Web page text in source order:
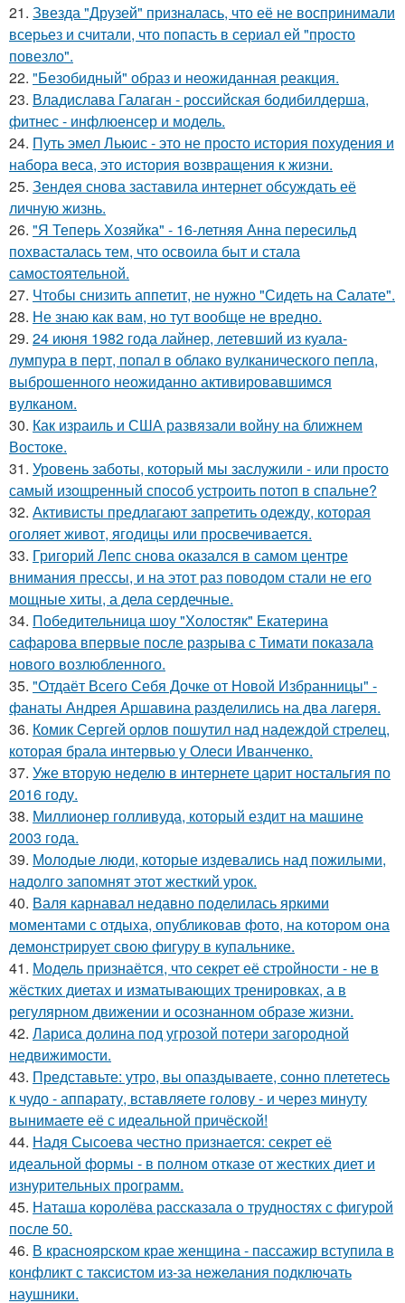
21. Звезда "Друзей" призналась, что её не воспринимали
всерьез и считали, что попасть в сериал ей "просто
повезло".
22. "Безобидный" образ и неожиданная реакция.
23. Владислава Галаган - российская бодибилдерша,
фитнес - инфлюенсер и модель.
24. Путь эмел Льюис - это не просто история похудения и
набора веса, это история возвращения к жизни.
25. Зендея снова заставила интернет обсуждать её
личную жизнь.
26. "Я Теперь Хозяйка" - 16-летняя Анна пересильд
похвасталась тем, что освоила быт и стала
самостоятельной.
27. Чтобы снизить аппетит, не нужно "Сидеть на Салате".
28. Не знаю как вам, но тут вообще не вредно.
29. 24 июня 1982 года лайнер, летевший из куала-
лумпура в перт, попал в облако вулканического пепла,
выброшенного неожиданно активировавшимся
вулканом.
30. Как израиль и США развязали войну на ближнем
Востоке.
31. Уровень заботы, который мы заслужили - или просто
самый изощренный способ устроить потоп в спальне?
32. Активисты предлагают запретить одежду, которая
оголяет живот, ягодицы или просвечивается.
33. Григорий Лепс снова оказался в самом центре
внимания прессы, и на этот раз поводом стали не его
мощные хиты, а дела сердечные.
34. Победительница шоу "Холостяк" Екатерина
сафарова впервые после разрыва с Тимати показала
нового возлюбленного.
35. "Отдаёт Всего Себя Дочке от Новой Избранницы" -
фанаты Андрея Аршавина разделились на два лагеря.
36. Комик Сергей орлов пошутил над надеждой стрелец,
которая брала интервью у Олеси Иванченко.
37. Уже вторую неделю в интернете царит ностальгия по
2016 году.
38. Миллионер голливуда, который ездит на машине
2003 года.
39. Молодые люди, которые издевались над пожилыми,
надолго запомнят этот жесткий урок.
40. Валя карнавал недавно поделилась яркими
моментами с отдыха, опубликовав фото, на котором она
демонстрирует свою фигуру в купальнике.
41. Модель признаётся, что секрет её стройности - не в
жёстких диетах и изматывающих тренировках, а в
регулярном движении и осознанном образе жизни.
42. Лариса долина под угрозой потери загородной
недвижимости.
43. Представьте: утро, вы опаздываете, сонно плететесь
к чудо - аппарату, вставляете голову - и через минуту
вынимаете её с идеальной причёской!
44. Надя Сысоева честно признается: секрет её
идеальной формы - в полном отказе от жестких диет и
изнурительных программ.
45. Наташа королёва рассказала о трудностях с фигурой
после 50.
46. В красноярском крае женщина - пассажир вступила в
конфликт с таксистом из-за нежелания подключать
наушники.